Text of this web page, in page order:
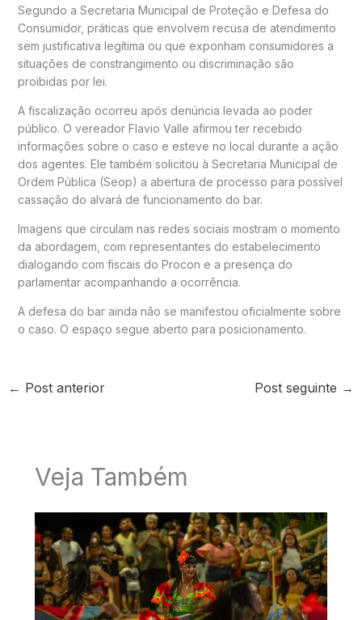
Segundo a Secretaria Municipal de Proteção e Defesa do
Consumidor, práticas que envolvem recusa de atendimento
sem justificativa legítima ou que exponham consumidores a
situações de constrangimento ou discriminação são
proibidas por lei.
A fiscalização ocorreu após denúncia levada ao poder
público. O vereador Flavio Valle afirmou ter recebido
informações sobre o caso e esteve no local durante a ação
dos agentes. Ele também solicitou à Secretaria Municipal de
Ordem Pública (Seop) a abertura de processo para possível
cassação do alvará de funcionamento do bar.
Imagens que circulam nas redes sociais mostram o momento
da abordagem, com representantes do estabelecimento
dialogando com fiscais do Procon e a presença do
parlamentar acompanhando a ocorrência.
A defesa do bar ainda não se manifestou oficialmente sobre
o caso. O espaço segue aberto para posicionamento.
← Post anterior Post seguinte →
Veja Também